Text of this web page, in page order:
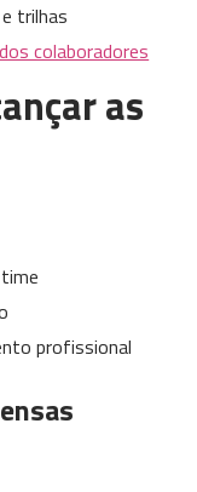
trilhas
colaboradores
as
profissional